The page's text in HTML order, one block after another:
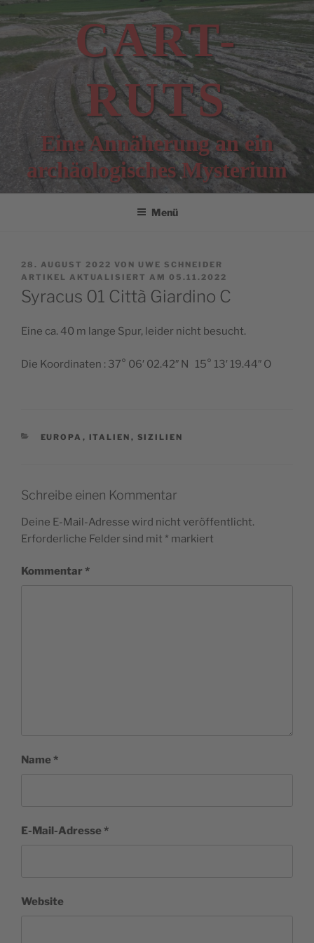
Zum
Inhalt
springen
CART-
RUTS
Eine Annäherung an ein
archäologisches Mysterium
Menü
VERÖFFENTLICHT
AM
28. AUGUST 2022 VON UWE SCHNEIDER
ARTIKEL AKTUALISIERT AM 05.11.2022
Syracus 01 Città Giardino C
Eine ca. 40 m lange Spur, leider nicht besucht.
Die Koordinaten : 37° 06′ 02.42″ N 15° 13′ 19.44″ O
KATEGORIEN
EUROPA , ITALIEN , SIZILIEN
Schreibe einen Kommentar
Deine E-Mail-Adresse wird nicht veröffentlicht.
Erforderliche Felder sind mit * markiert
Kommentar *
Name*
E-Mail-Adresse*
Website